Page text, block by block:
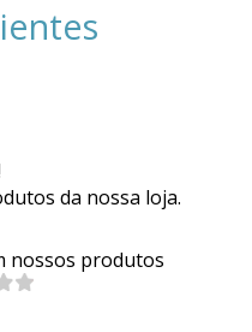
da nossa loja.
nossos produtos